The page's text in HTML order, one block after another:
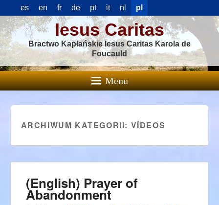
es en fr de pt it nl pl
Iesus Caritas
Bractwo Kapłańskie Iesus Caritas Karola de
Foucauld
Menu
ARCHIWUM KATEGORII: VÍDEOS
(English) Prayer of
Abandonment